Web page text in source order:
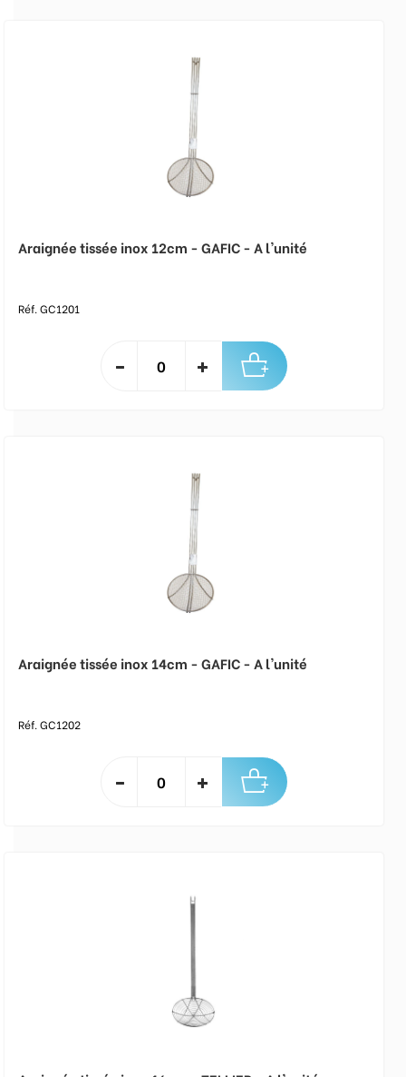
Araignée tissée inox 12cm - GAFIC - A l'unité
Réf. GC1201
Araignée tissée inox 14cm - GAFIC - A l'unité
Réf. GC1202